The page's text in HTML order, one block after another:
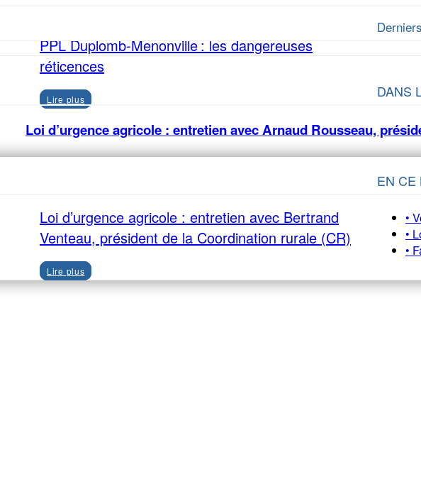
PPL Duplomb-Menonville : les dangereuses
réticences
Lire plus
Loi d’urgence agricole : entretien avec Bertrand
Venteau, président de la Coordination rurale (CR)
Lire plus
DANS
Loi d’urgence agricole : entretien avec Arnaud Rousseau,
EN CE
•
•
•